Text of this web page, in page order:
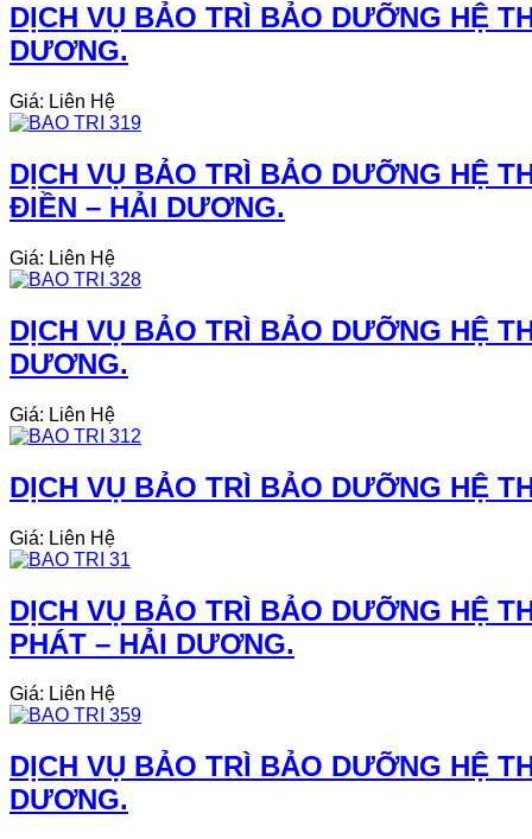
DỊCH VỤ BẢO TRÌ BẢO DƯỠNG HỆ
DƯƠNG.
Giá: Liên Hệ
DỊCH VỤ BẢO TRÌ BẢO DƯỠNG HỆ
ĐIỀN – HẢI DƯƠNG.
Giá: Liên Hệ
DỊCH VỤ BẢO TRÌ BẢO DƯỠNG HỆ
DƯƠNG.
Giá: Liên Hệ
DỊCH VỤ BẢO TRÌ BẢO DƯỠNG HỆ
Giá: Liên Hệ
DỊCH VỤ BẢO TRÌ BẢO DƯỠNG HỆ
PHÁT – HẢI DƯƠNG.
Giá: Liên Hệ
DỊCH VỤ BẢO TRÌ BẢO DƯỠNG HỆ
DƯƠNG.